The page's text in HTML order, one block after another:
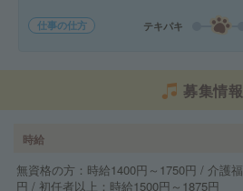
仕事の仕方 テキパキ
募集情報
時給
無資格の方：時給1400円～1750円 / 介護
円 / 初任者以上：時給1500円～1875円